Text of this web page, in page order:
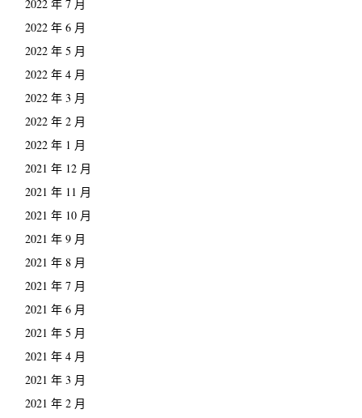
2022 年 7 月
2022 年 6 月
2022 年 5 月
2022 年 4 月
2022 年 3 月
2022 年 2 月
2022 年 1 月
2021 年 12 月
2021 年 11 月
2021 年 10 月
2021 年 9 月
2021 年 8 月
2021 年 7 月
2021 年 6 月
2021 年 5 月
2021 年 4 月
2021 年 3 月
2021 年 2 月